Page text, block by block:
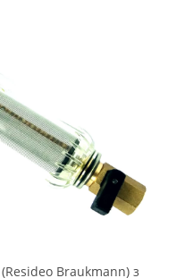
Braukmann) з